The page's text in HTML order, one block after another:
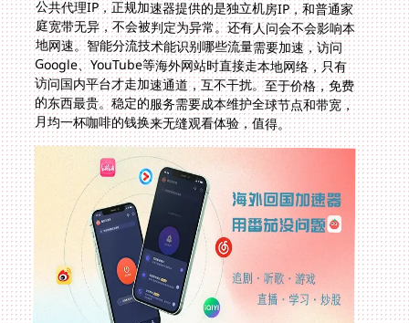
月均一杯咖啡的钱换来无缝观看体验，值得。